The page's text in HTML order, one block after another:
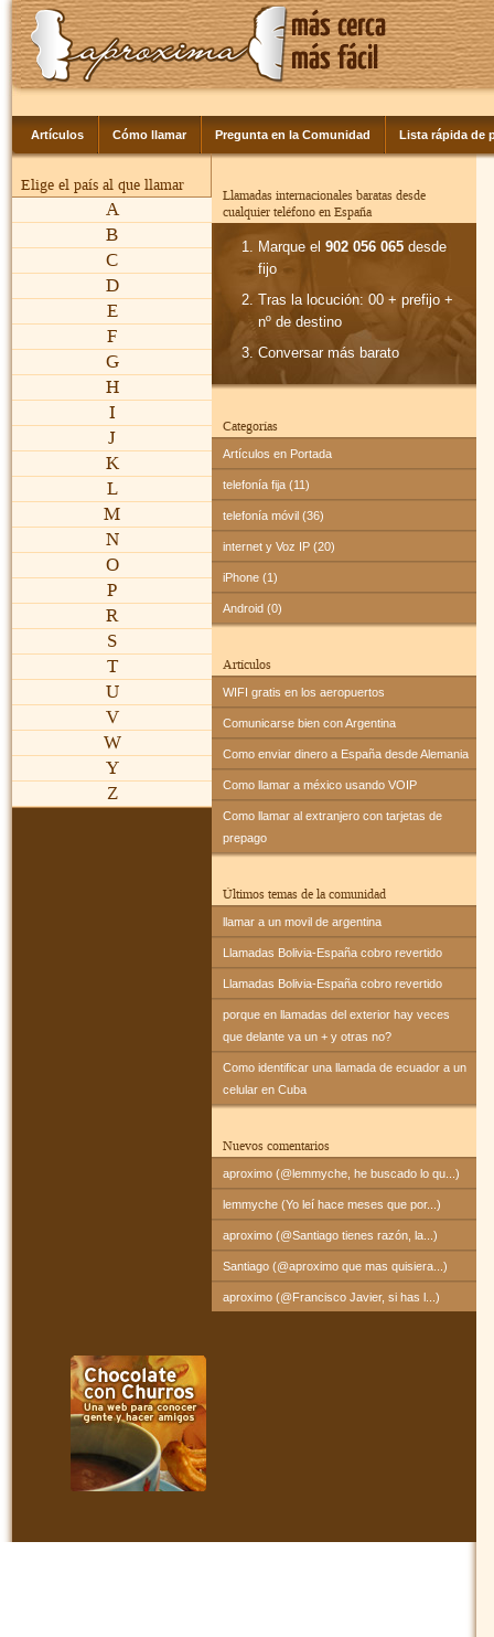
Artículos Cómo llamar Pregunta en la Comunidad Lista rápida de
Elige el país al que llamar
A
B
C
D
E
F
G
H
I
J
K
L
M
N
O
P
R
S
T
U
V
W
Y
Z
Llamadas internacionales baratas desde
cualquier teléfono en España
Marque el902 056 065 desde
fijo
Tras la locución: 00 + prefijo +
nº de destino
Conversar más barato
Categorías
Artículos en Portada
telefonía fija (11)
telefonía móvil (36)
internet y Voz IP (20)
iPhone (1)
Android (0)
Artículos
WIFI gratis en los aeropuertos
Comunicarse bien con Argentina
Como enviar dinero a España desde Alemania
Como llamar a méxico usando VOIP
Como llamar al extranjero con tarjetas de
prepago
Últimos temas de la comunidad
llamar a un movil de argentina
Llamadas Bolivia-España cobro revertido
Llamadas Bolivia-España cobro revertido
porque en llamadas del exterior hay veces
que delante va un + y otras no?
Como identificar una llamada de ecuador a un
celular en Cuba
Nuevos comentarios
aproximo (@lemmyche, he buscado lo qu...)
lemmyche (Yo leí hace meses que por...)
aproximo (@Santiago tienes razón, la...)
Santiago (@aproximo que mas quisiera...)
aproximo (@Francisco Javier, si has l...)